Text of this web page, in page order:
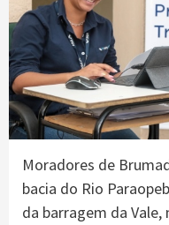
Moradores de
bacia do Rio
da barragem da